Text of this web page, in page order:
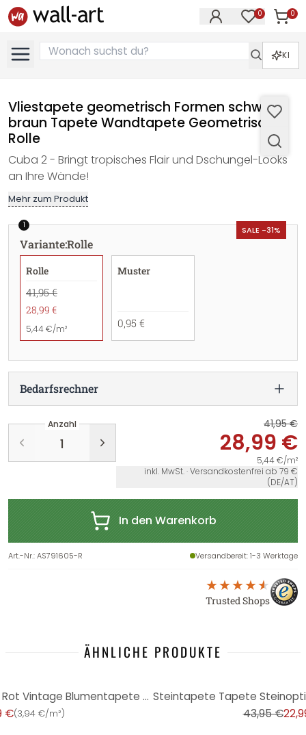
0 0
KI
Vliestapete geometrisch Formen schwarz
braun Tapete Wandtapete Geometrisch -
Rolle
Cuba 2 - Bringt tropisches Flair und Dschungel-Looks
an Ihre Wände!
Mehr zum Produkt
SALE -31%
1
Variante:Rolle
Rolle
41,95 €
28,99 €
5,44 €/m²
Muster
0,95 €
Bedarfsrechner
Anzahl 41,95 €
28,99 €
5,44 €/m²
inkl. MwSt. · Versandkostenfrei ab 79 €
(DE/AT)
In den Warenkorb
Art.-Nr.:AS791605-R Versandbereit: 1-3 Werktage
Trusted Shops
ÄHNLICHE PRODUKTE
Tapete floral Blumen Schwarz Rot Vintage Blumentapete Wohnzimmer Vliestapete
€(3,94 €/m²) 43,95 €